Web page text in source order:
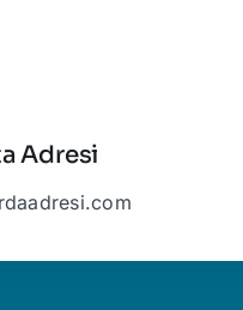
Adresi